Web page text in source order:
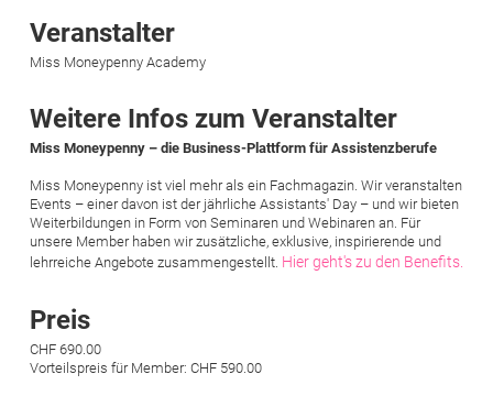
Veranstalter
Miss Moneypenny Academy
Weitere Infos zum Veranstalter
Miss Moneypenny – die Business-Plattform für Assistenzberufe
Miss Moneypenny ist viel mehr als ein Fachmagazin. Wir veranstalten
Events – einer davon ist der jährliche Assistants' Day – und wir bieten
Weiterbildungen in Form von Seminaren und Webinaren an. Für
unsere Member haben wir zusätzliche, exklusive, inspirierende und
lehrreiche Angebote zusammengestellt. Hier geht's zu den Benefits.
Preis
CHF 690.00
Vorteilspreis für Member: CHF 590.00